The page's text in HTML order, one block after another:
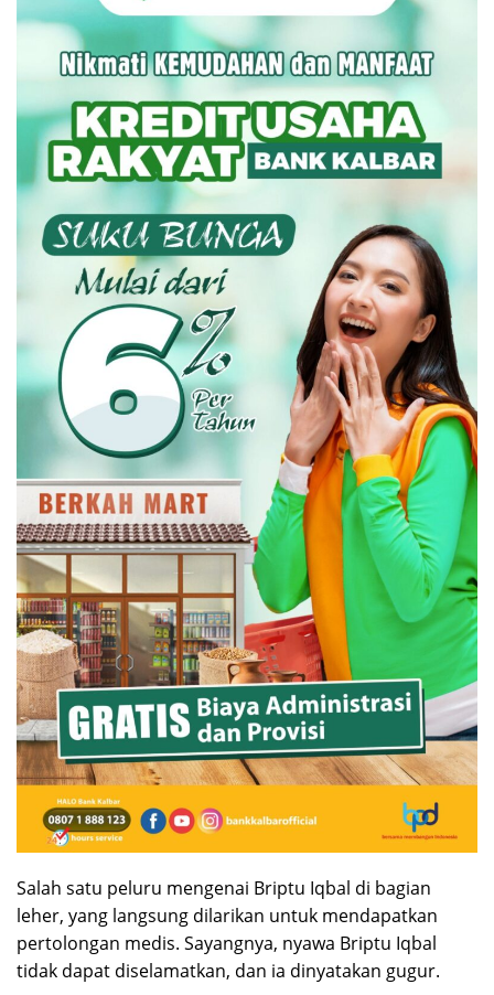
Salah satu peluru mengenai Briptu Iqbal di bagian
leher, yang langsung dilarikan untuk mendapatkan
pertolongan medis. Sayangnya, nyawa Briptu Iqbal
tidak dapat diselamatkan, dan ia dinyatakan gugur.